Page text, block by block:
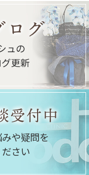
ログ
ュの
更新
受付中
や疑問を
さい